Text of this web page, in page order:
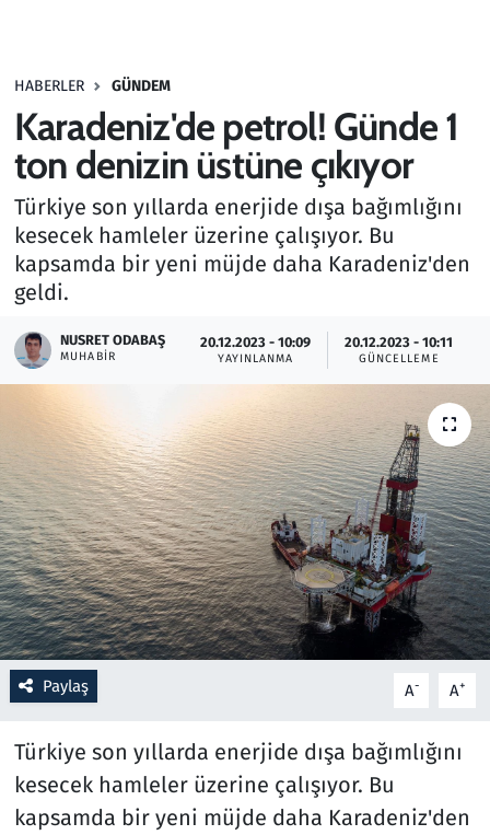
HABERLER GÜNDEM
Karadeniz'de petrol! Günde 1
ton denizin üstüne çıkıyor
Türkiye son yıllarda enerjide dışa bağımlığını
kesecek hamleler üzerine çalışıyor. Bu
kapsamda bir yeni müjde daha Karadeniz'den
geldi.
NUSRET ODABAŞ
MUHABIR
20.12.2023 - 10:09
YAYINLANMA
20.12.2023 - 10:11
GÜNCELLEME
Paylaş A- A+
Türkiye son yıllarda enerjide dışa bağımlığını
kesecek hamleler üzerine çalışıyor. Bu
kapsamda bir yeni müjde daha Karadeniz'den
Haber
Kültür Sanat
Kurumsal Haberler
Lezzet Durağı
Oyun
Ramazan
Resmi İlanlar
Rüya Tabirleri
Sağlık
Savunma Sanayi
Seçim 2023
Spor